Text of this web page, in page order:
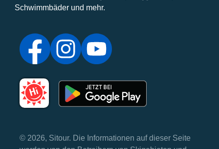
Schwimmbäder und mehr.
© 2026, Sitour. Die Informationen auf dieser Seite